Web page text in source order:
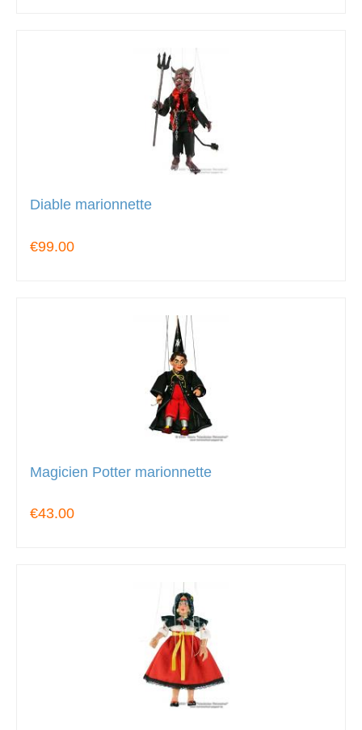
Diable marionnette
€99.00
Magicien Potter marionnette
€43.00